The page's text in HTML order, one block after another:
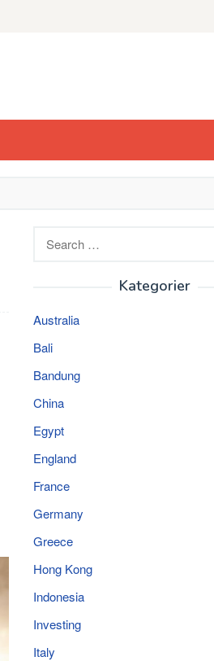
Kategorier
Australia
Bali
Bandung
China
Egypt
England
France
Germany
Greece
Hong Kong
Indonesia
Investing
Italy